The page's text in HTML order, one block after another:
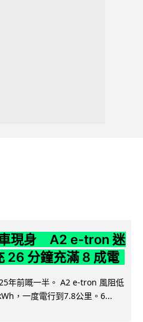
現身 A2 e-tron 迷
分鐘充滿 8 成電
年前嘅一半。 A2 e-tron 風阻低
，一度電行到7.8公里。6...